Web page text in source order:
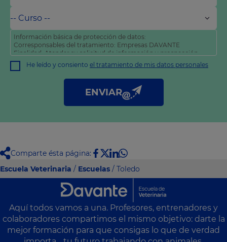
Información básica de protección de datos:
Corresponsables del tratamiento: Empresas DAVANTE
Finalidad: Atender su solicitud de información y prospección
comercial
Derechos: Puede acceder, rectificar y suprimir sus datos, así
como otros derechos tal y como se explica en nuestra
He leído y consiento el tratamiento de mis datos personales
ENVIAR
Comparte ésta página:
Escuela Veterinaria / Escuelas / Toledo
Aquí todos vamos a una. Profesores, entrenadores y
colaboradores compartimos el mismo objetivo: darte la
mejor formación para que consigas lo que de verdad